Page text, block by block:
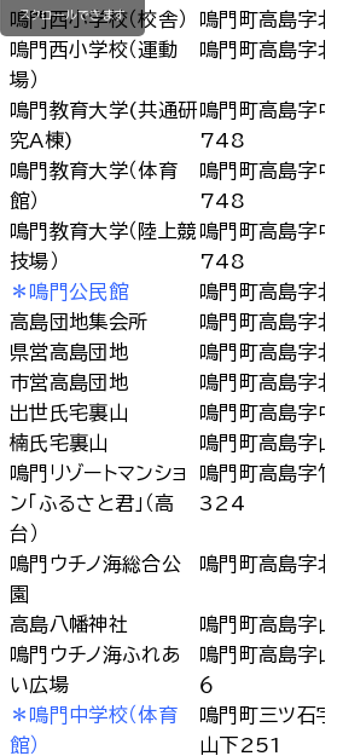
鳴門西小学校（校舎）
鳴門町高島字
鳴門西小学校（運動
場）
鳴門町高島字
鳴門教育大学(共通研
究A棟)
鳴門町高島字中
748
鳴門教育大学（体育
館）
鳴門町高島字中
748
鳴門教育大学（陸上競
技場）
鳴門町高島字中
748
＊鳴門公民館
鳴門町高島字
高島団地集会所
鳴門町高島字
県営高島団地
鳴門町高島字
市営高島団地
鳴門町高島字
出世氏宅裏山
鳴門町高島字
楠氏宅裏山
鳴門町高島字
鳴門リゾートマンショ
ン「ふるさと君」（高
台）
鳴門町高島字竹
324
鳴門ウチノ海総合公
園
鳴門町高島字
高島八幡神社
鳴門町高島字
鳴門ウチノ海ふれあ
い広場
鳴門町高島字山
６
＊鳴門中学校（体育
館）
鳴門町三ツ石字
山下251
スクロールできます